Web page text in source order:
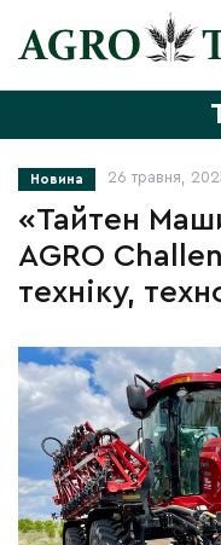
Новина 26 травня,
«Тайтен
AGRO
техніку,